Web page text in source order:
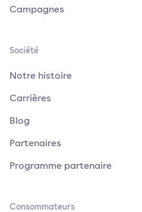
Campagnes
Société
Notre histoire
Carrières
Blog
Partenaires
Programme partenaire
Consommateurs